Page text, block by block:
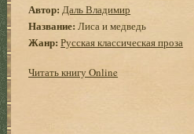
Автор: Даль Владимир
Название: Лиса и медведь
Жанр: Русская классическая проза
Читать книгу Online